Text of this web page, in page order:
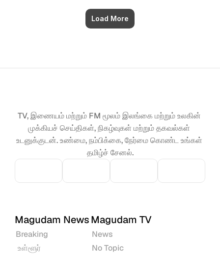
Load More
TV, இணையம் மற்றும் FM மூலம் இலங்கை மற்றும் உலகின்
முக்கியச் செய்திகள், நிகழ்வுகள் மற்றும் தகவல்கள்
உடனுக்குடன். உண்மை, நம்பிக்கை, நேர்மை கொண்ட உங்கள்
தமிழ்ச் சேனல்.
Magudam News
Breaking
உள்ளூர்
Magudam TV
News
No Topic